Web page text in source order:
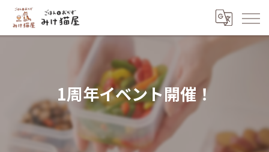
1周年イベント開催！